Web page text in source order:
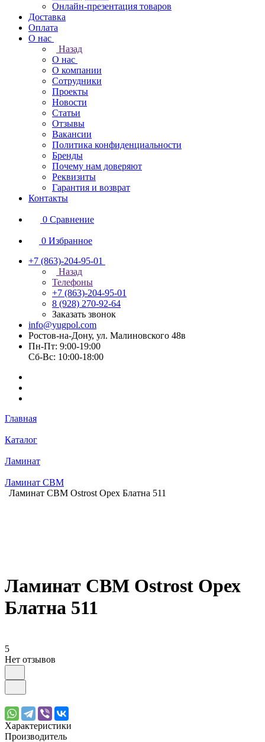
Онлайн-презентация товаров
Доставка
Оплата
О нас
Назад
О нас
О компании
Сотрудники
Проекты
Новости
Статьи
Отзывы
Вакансии
Политика конфиденциальности
Бренды
Почему нам доверяют
Реквизиты
Гарантия и возврат
Контакты
0 Сравнение
0 Избранное
+7 (863)-204-95-01
Назад
Телефоны
+7 (863)-204-95-01
8 (928) 270-92-64
Заказать звонок
info@yugpol.com
Ростов-на-Дону, ул. Малиновского 48в
Пн-Пт: 9:00-19:00
Cб-Вс: 10:00-18:00
Главная
Каталог
Ламинат
Ламинат CBM
Ламинат CBM Ostrost Орех Блатна 511
Ламинат CBM Ostrost Орех
Блатна 511
5
Нет отзывов
Характеристики
Производитель